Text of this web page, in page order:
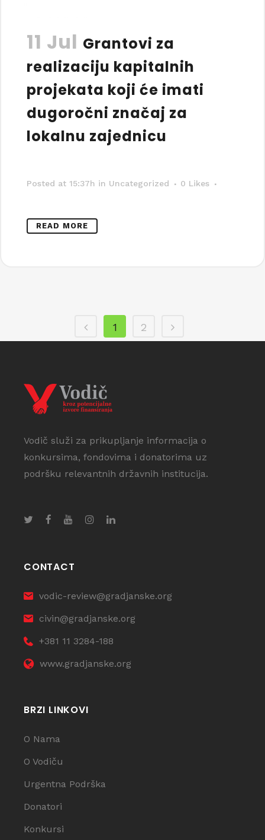
11 Jul Grantovi za
realizaciju kapitalnih
projekata koji će imati
dugoročni značaj za
lokalnu zajednicu
Posted at 15:37h in Uncategorized 0 Likes
READ MORE
1 2
Vodič služi za prikupljanje informacija o
konkursima, fondovima i donatorima uz
podršku relevantnih državnih institucija.
CONTACT
vodic-review@gradjanske.org
civin@gradjanske.org
+381 11 3284-188
www.gradjanske.org
BRZI LINKOVI
O Nama
O Vodiču
Urgentna Podrška
Donatori
Konkursi